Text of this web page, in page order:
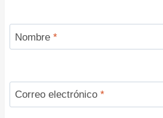
Nombre *
Correo electrónico *